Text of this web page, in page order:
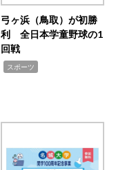
弓ヶ浜（鳥取）が初勝
利 全日本学童野球の1
回戦
スポーツ